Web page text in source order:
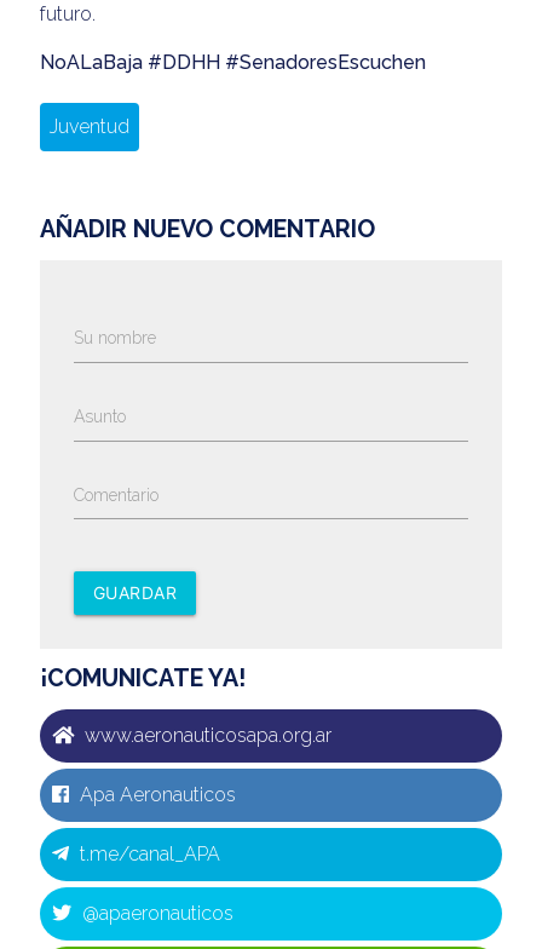
futuro.
NoALaBaja #DDHH #SenadoresEscuchen
Juventud
AÑADIR NUEVO COMENTARIO
Su nombre
Asunto
Comentario
GUARDAR
¡COMUNICATE YA!
www.aeronauticosapa.org.ar
Apa Aeronauticos
t.me/canal_APA
@apaeronauticos